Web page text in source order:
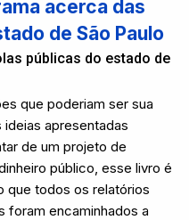
acerca das
de São Paulo
públicas do estado de
que poderiam ser sua
apresentadas
de um projeto de
público, esse livro é
que todos os relatórios
foram encaminhados a